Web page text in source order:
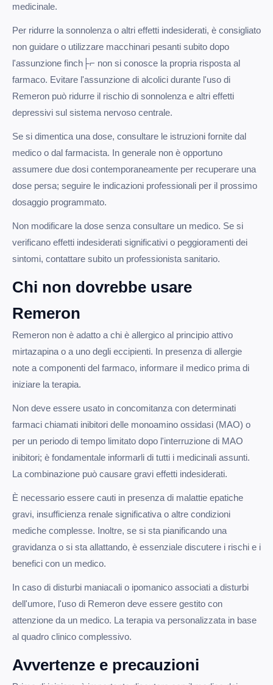
medicinale.
Per ridurre la sonnolenza o altri effetti indesiderati, è consigliato
non guidare o utilizzare macchinari pesanti subito dopo
l'assunzione finch├⌐ non si conosce la propria risposta al
farmaco. Evitare l'assunzione di alcolici durante l'uso di
Remeron può ridurre il rischio di sonnolenza e altri effetti
depressivi sul sistema nervoso centrale.
Se si dimentica una dose, consultare le istruzioni fornite dal
medico o dal farmacista. In generale non è opportuno
assumere due dosi contemporaneamente per recuperare una
dose persa; seguire le indicazioni professionali per il prossimo
dosaggio programmato.
Non modificare la dose senza consultare un medico. Se si
verificano effetti indesiderati significativi o peggioramenti dei
sintomi, contattare subito un professionista sanitario.
Chi non dovrebbe usare
Remeron
Remeron non è adatto a chi è allergico al principio attivo
mirtazapina o a uno degli eccipienti. In presenza di allergie
note a componenti del farmaco, informare il medico prima di
iniziare la terapia.
Non deve essere usato in concomitanza con determinati
farmaci chiamati inibitori delle monoamino ossidasi (MAO) o
per un periodo di tempo limitato dopo l'interruzione di MAO
inibitori; è fondamentale informarli di tutti i medicinali assunti.
La combinazione può causare gravi effetti indesiderati.
È necessario essere cauti in presenza di malattie epatiche
gravi, insufficienza renale significativa o altre condizioni
mediche complesse. Inoltre, se si sta pianificando una
gravidanza o si sta allattando, è essenziale discutere i rischi e i
benefici con un medico.
In caso di disturbi maniacali o ipomanico associati a disturbi
dell'umore, l'uso di Remeron deve essere gestito con
attenzione da un medico. La terapia va personalizzata in base
al quadro clinico complessivo.
Avvertenze e precauzioni